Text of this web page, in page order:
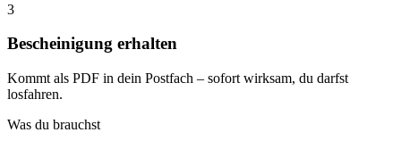
3
Bescheinigung erhalten
Kommt als PDF in dein Postfach – sofort wirksam, du darfst
losfahren.
Was du brauchst